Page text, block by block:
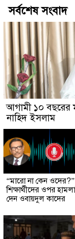
সর্বশেষ সংবাদ
আগামী ১০ বছরের
নাহিদ ইসলাম
“মারো না কেন
শিক্ষার্থীদের ওপর
দেন ওবায়দুল কাদের